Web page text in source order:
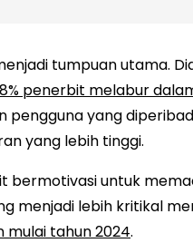
tumpuan utama.
penerbit melabur
pengguna yang
yang lebih tinggi.
bermotivasi untuk
menjadi lebih kritikal
mulai tahun 2024.